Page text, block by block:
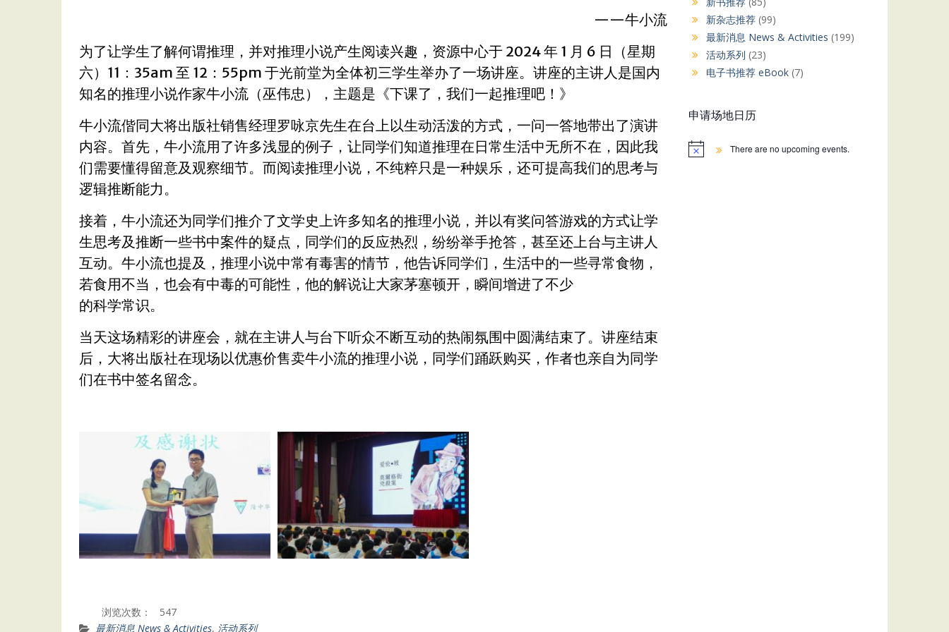
——牛小流
为了让学生了解何谓推理，并对推理小说产生阅读兴趣，资源中心于 2024 年 1 月 6 日（星期
六）11：35am 至 12：55pm 于光前堂为全体初三学生举办了一场讲座。讲座的主讲人是国内
知名的推理小说作家牛小流 （巫伟忠），主题是《下课了，我们一起推理吧！》
牛小流偕同大将出版社销售经理罗咏京先生在台上以生动活泼的方式，一问一答地带出了演讲
内容。首先，牛小流用了许多浅显的例子，让同学们知道推理在日常生活中无所不在，因此我
们需要懂得留意及观察细节。而阅读推理小说，不纯粹只是一种娱乐，还可提高我们的思考与
逻辑推断能力。
接着，牛小流还为同学们推介了文学史上许多知名的推理小说，并以有奖问答游戏的方式让学
生思考及推断一些书中案件的疑点，同学们的反应热烈，纷纷举手抢答，甚至还上台与主讲人
互动。牛小流也提及，推理小说中常有毒害的情节，他告诉同学们，生活中的一些寻常食物，
若食用不当，也会有中毒的可能性，他的解说让大家茅塞顿开，瞬间增进了不少
的科学常识。
当天这场精彩的讲座会，就在主讲人与台下听众不断互动的热闹氛围中圆满结束了。讲座结束
后，大将出版社在现场以优惠价售卖牛小流的推理小说，同学们踊跃购买，作者也亲自为同学
们在书中签名留念。
浏览次数：
547
最新消息 News & Activities, 活动系列
新杂志推荐(99)
最新消息 News & Activities (199)
活动系列 (23)
电子书推荐 eBook(7)
申请场地日历
There are no upcoming events.